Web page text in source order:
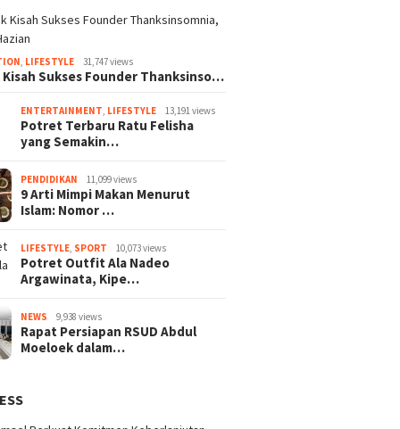
, LIFESTYLE 31,747 views
Sukses Founder Thanksinso…
ENTERTAINMENT, LIFESTYLE 13,191 views
Potret Terbaru Ratu Felisha
yang Semakin…
PENDIDIKAN 11,099 views
9 Arti Mimpi Makan Menurut
Islam: Nomor …
LIFESTYLE, SPORT 10,073 views
Potret Outfit Ala Nadeo
Argawinata, Kipe…
NEWS 9,938 views
Rapat Persiapan RSUD Abdul
Moeloek dalam…